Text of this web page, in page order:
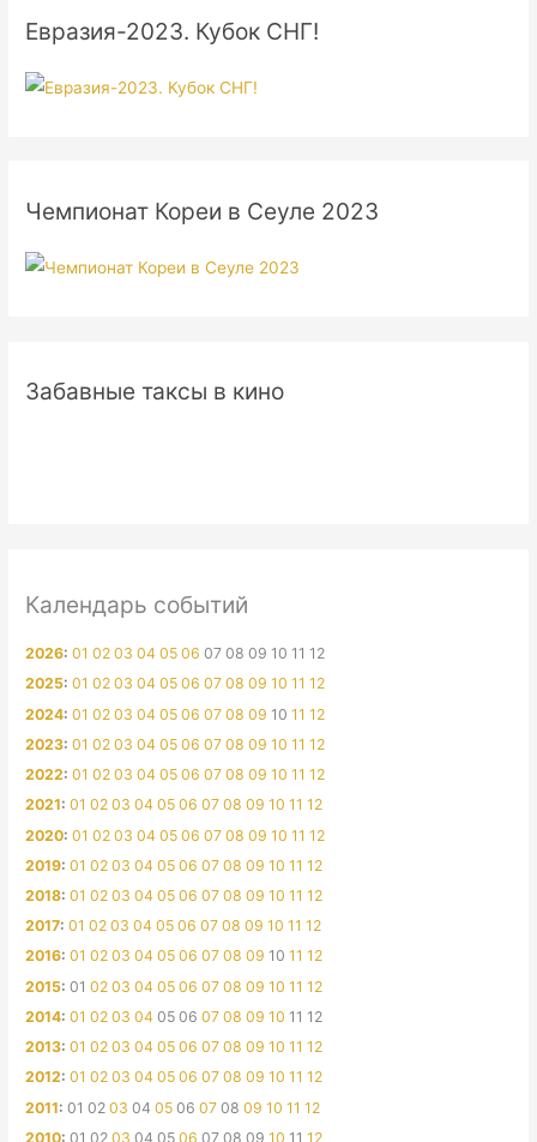
Евразия-2023. Кубок СНГ!
Чемпионат Кореи в Сеуле 2023
Забавные таксы в кино
Календарь событий
2026:01 02 03 04 05 06 07 08 09 10 11 12
2025:01 02 03 04 05 06 07 08 09 10 11 12
2024:01 02 03 04 05 06 07 08 09 10 11 12
2023:01 02 03 04 05 06 07 08 09 10 11 12
2022:01 02 03 04 05 06 07 08 09 10 11 12
2021:01 02 03 04 05 06 07 08 09 10 11 12
2020:01 02 03 04 05 06 07 08 09 10 11 12
2019:01 02 03 04 05 06 07 08 09 10 11 12
2018:01 02 03 04 05 06 07 08 09 10 11 12
2017:01 02 03 04 05 06 07 08 09 10 11 12
2016:01 02 03 04 05 06 07 08 09 10 11 12
2015:01 02 03 04 05 06 07 08 09 10 11 12
2014:01 02 03 04 05 06 07 08 09 10 11 12
2013:01 02 03 04 05 06 07 08 09 10 11 12
2012:01 02 03 04 05 06 07 08 09 10 11 12
2011:01 02 03 04 05 06 07 08 09 10 11 12
2010:01 02 03 04 05 06 07 08 09 10 11 12